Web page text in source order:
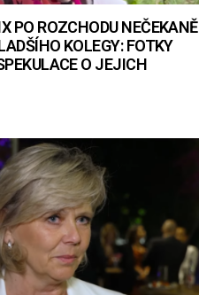
PO ROZCHODU NEČEKANĚ
KOLEGY: FOTKY
O JEJICH